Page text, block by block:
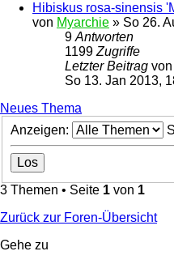
Hibiskus rosa-sinensis
von Myarchie » So 26.
9 Antworten
1199 Zugriffe
Letzter Beitrag von
So 13. Jan 2013,
Neues Thema
Anzeigen:
3 Themen • Seite 1 von 1
Zurück zur Foren-Übersicht
Gehe zu